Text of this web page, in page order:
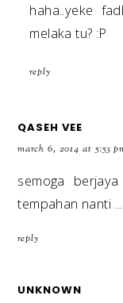
haha..yeke
melaka tu? :P
reply
QASEH VEE
march 6, 2014 at 5:53
semoga
tempahan nanti ...
reply
UNKNOWN